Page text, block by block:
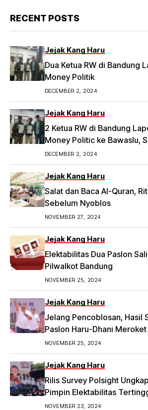
RECENT POSTS
Jejak Kang Haru
Dua Ketua RW di Bandung
Money Politik
DECEMBER 2, 2024
Jejak Kang Haru
2 Ketua RW di Bandung
Money Politic ke Bawaslu,
Artikel ini telah tayang di
dengan judul 2 Ketua RW di
Dugaan Money Politic ke
Nominalnya,
https://
money-politic-ke-bawaslu-
DECEMBER 2, 2024
Jejak Kang Haru
Salat dan Baca Al-Quran,
Sebelum Nyoblos
NOVEMBER 27, 2024
Jejak Kang Haru
Elektabilitas Dua Paslon
Pilwalkot Bandung
NOVEMBER 25, 2024
Jejak Kang Haru
Jelang Pencoblosan, Hasil
Paslon Haru-Dhani
Bandung
NOVEMBER 25, 2024
Jejak Kang Haru
Rilis Survey Polsight
Pimpin Elektabilitas
Bandung 2024
NOVEMBER 23, 2024